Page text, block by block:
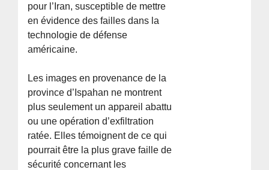
pour l’Iran, susceptible de mettre
en évidence des failles dans la
technologie de défense
américaine.
Les images en provenance de la
province d’Ispahan ne montrent
plus seulement un appareil abattu
ou une opération d’exfiltration
ratée. Elles témoignent de ce qui
pourrait être la plus grave faille de
sécurité concernant les